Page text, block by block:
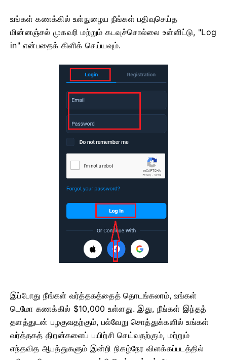
உங்கள் கணக்கில் உள்நுழைய நீங்கள் பதிவுசெய்த
மின்னஞ்சல் முகவரி மற்றும் கடவுச்சொல்லை உள்ளிட்டு, "Log
in" என்பதைக் கிளிக் செய்யவும்.
இப்போது நீங்கள் வர்த்தகத்தைத் தொடங்கலாம், உங்கள்
டெமோ கணக்கில் $10,000 உள்ளது. இது, நீங்கள் இந்தத்
தளத்துடன் பழகுவதற்கும், பல்வேறு சொத்துக்களில் உங்கள்
வர்த்தகத் திறன்களைப் பயிற்சி செய்வதற்கும், மற்றும்
எந்தவித ஆபத்துகளும் இன்றி நிகழ்நேர விளக்கப்படத்தில்